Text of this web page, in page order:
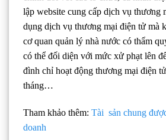
lập website cung cấp dịch vụ thương
dụng dịch vụ thương mại điện tử mà
cơ quan quản lý nhà nước có thẩm
có thể đối diện với mức xử phạt lên
đình chỉ hoạt động thương mại điện
tháng…
Tham khảo thêm: Tài sản chung
doanh